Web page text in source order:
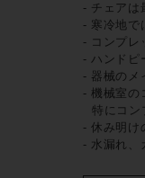
- チェアは
- 寒冷地で
- コンプレ
- ハンドピ
- 器械のメ
- 機械室の
特にコン
- 休み明け
- 水漏れ、